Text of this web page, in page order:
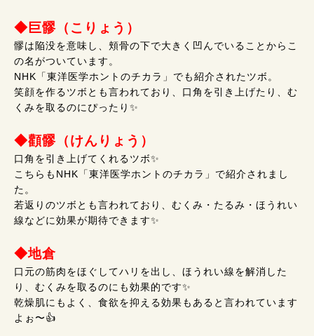
◆ 巨髎（こりょう）
髎は陥没を意味し、頬骨の下で大きく凹んでいることからこ
の名がついています。
NHK「東洋医学ホントのチカラ」でも紹介されたツボ。
笑顔を作るツボとも言われており、口角を引き上げたり、む
くみを取るのにぴったり✨
◆顴髎（けんりょう）
口角を引き上げてくれるツボ✨
こちらもNHK「東洋医学ホントのチカラ」で紹介されまし
た。
若返りのツボとも言われており、むくみ・たるみ・ほうれい
線などに効果が期待できます✨
◆地倉
口元の筋肉をほぐしてハリを出し、ほうれい線を解消した
り、むくみを取るのにも効果的です✨
乾燥肌にもよく、食欲を抑える効果もあると言われています
よぉ〜👍